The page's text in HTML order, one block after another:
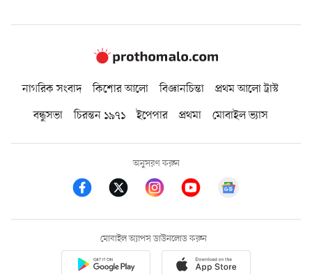
নাগরিক সংবাদ কিশোর আলো বিজ্ঞানচিন্তা
প্রথম আলো ট্রাস্ট
বন্ধুসভা
চিরন্তন ১৯৭১ ইপেপার প্রথমা মোবাইল ভ্যাস
অনুসরণ করুন
মোবাইল অ্যাপস ডাউনলোড করুন